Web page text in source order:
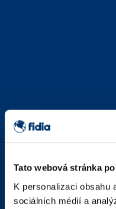
Tato webová stránka
K personalizaci obsahu
sociálních médií a